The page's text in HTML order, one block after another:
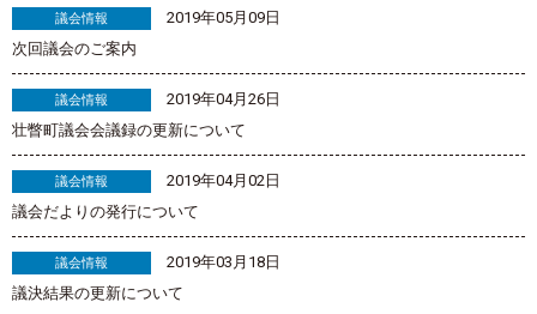
議会情報
2019年05月09日
次回議会のご案内
議会情報
2019年04月26日
壮瞥町議会会議録の更新について
議会情報
2019年04月02日
議会だよりの発行について
議会情報
2019年03月18日
議決結果の更新について